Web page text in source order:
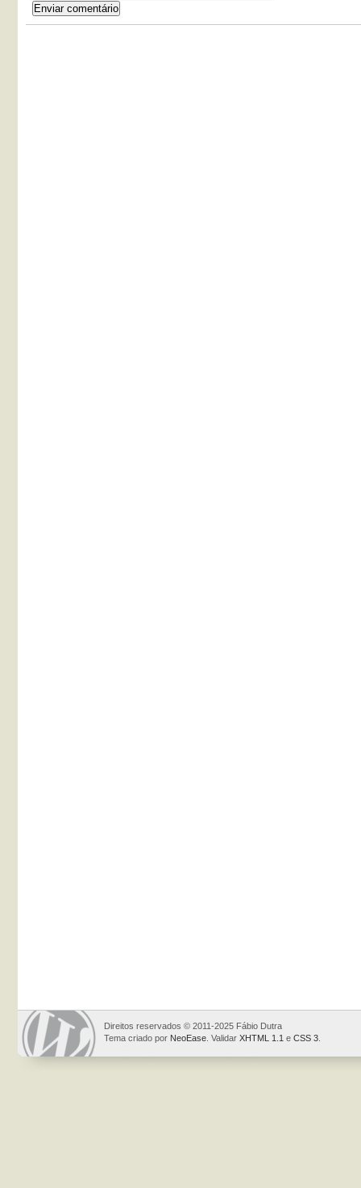
Direitos reservados © 2011-2025 Fábio Dutra
Tema criado por NeoEase . Validar XHTML 1.1 e CSS 3